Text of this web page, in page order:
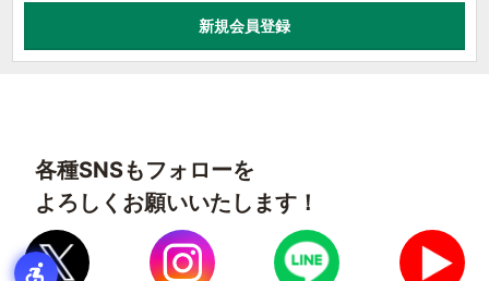
各種SNSもフォローを
よろしくお願いいたします！